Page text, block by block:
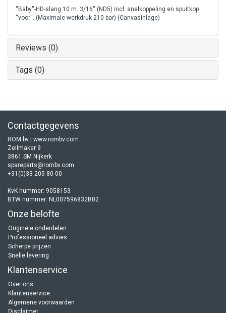
''Baby''-HD-slang 10 m. 3/16'' (ND5) incl. snelkoppeling en spuitkop
''voor''. (Maximale werkdruk 210 bar) (Canvasinlage)
Reviews (0)
Tags (0)
Contactgegevens
ROM bv | www.rombv.com
Zeilmaker 9
3861 SM Nijkerk
spareparts@rombv.com
+31(0)33 205 80 00
KvK nummer: 9058153
BTW nummer: NL007596832B02
Onze belofte
Originele onderdelen
Professioneel advies
Scherpe prijzen
Snelle levering
Klantenservice
Over ons
Klantenservice
Algemene voorwaarden